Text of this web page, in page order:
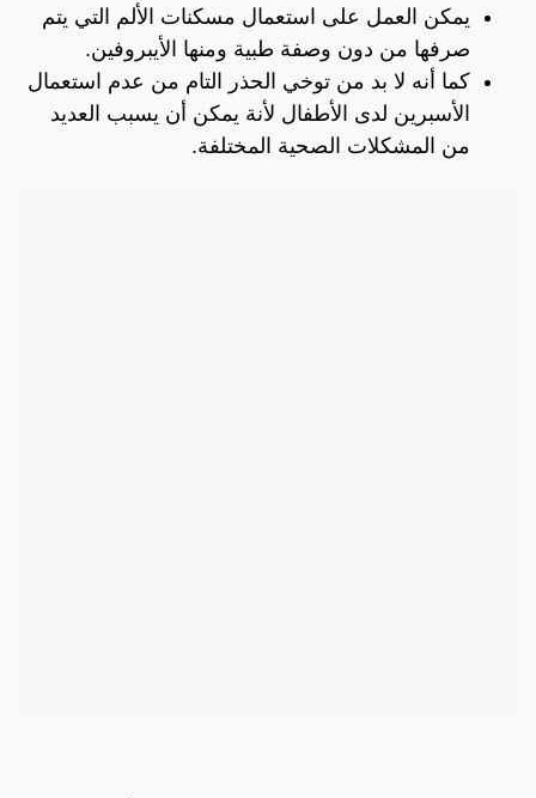
يمكن العمل على استعمال مسكنات الألم التي يتم
صرفها من دون وصفة طبية ومنها الأيبروفين.
كما أنه لا بد من توخي الحذر التام من عدم استعمال
الأسبرين لدى الأطفال لأنة يمكن أن يسبب العديد
من المشكلات الصحية المختلفة.